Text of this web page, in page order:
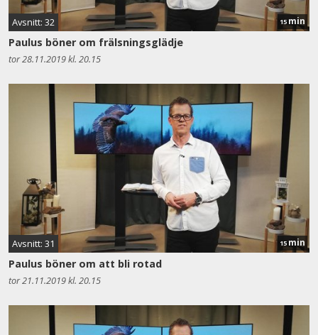
Avsnitt: 32 15 min
Paulus böner om frälsningsglädje
tor 28.11.2019 kl. 20.15
Avsnitt: 31 15 min
Paulus böner om att bli rotad
tor 21.11.2019 kl. 20.15